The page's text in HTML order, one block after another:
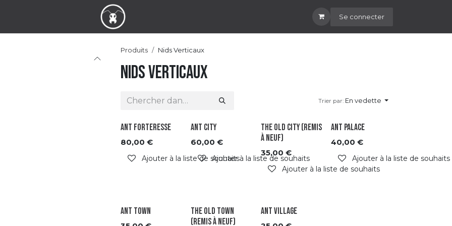
Se connecter
Produits Nids Verticaux
Nids Verticaux
Trier par: En vedette
Ant Forteresse
80,00 €
Ajouter à la liste de souhaits
Ant City
60,00 €
Ajouter à la liste de souhaits
The Old City (Remis
à Neuf)
35,00 €
Ajouter à la liste de souhaits
Ant Palace
40,00 €
Ajouter à la liste de souhaits
Ant Town
The Old Town
(Remis à Neuf)
Ant Village